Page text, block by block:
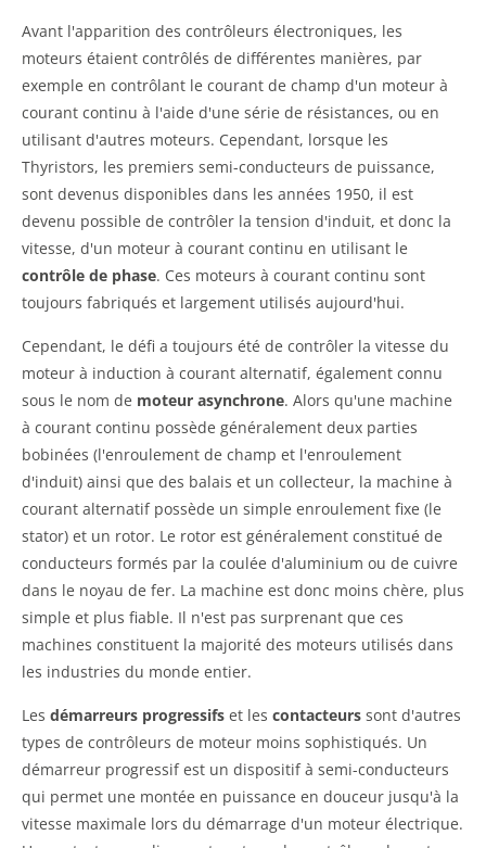
Avant l'apparition des contrôleurs électroniques, les
moteurs étaient contrôlés de différentes manières, par
exemple en contrôlant le courant de champ d'un moteur à
courant continu à l'aide d'une série de résistances, ou en
utilisant d'autres moteurs. Cependant, lorsque les
Thyristors, les premiers semi-conducteurs de puissance,
sont devenus disponibles dans les années 1950, il est
devenu possible de contrôler la tension d'induit, et donc la
vitesse, d'un moteur à courant continu en utilisant le
contrôle de phase. Ces moteurs à courant continu sont
toujours fabriqués et largement utilisés aujourd'hui.
Cependant, le défi a toujours été de contrôler la vitesse du
moteur à induction à courant alternatif, également connu
sous le nom de moteur asynchrone. Alors qu'une machine
à courant continu possède généralement deux parties
bobinées (l'enroulement de champ et l'enroulement
d'induit) ainsi que des balais et un collecteur, la machine à
courant alternatif possède un simple enroulement fixe (le
stator) et un rotor. Le rotor est généralement constitué de
conducteurs formés par la coulée d'aluminium ou de cuivre
dans le noyau de fer. La machine est donc moins chère, plus
simple et plus fiable. Il n'est pas surprenant que ces
machines constituent la majorité des moteurs utilisés dans
les industries du monde entier.
Les démarreurs progressifs et les contacteurs sont d'autres
types de contrôleurs de moteur moins sophistiqués. Un
démarreur progressif est un dispositif à semi-conducteurs
qui permet une montée en puissance en douceur jusqu'à la
vitesse maximale lors du démarrage d'un moteur électrique.